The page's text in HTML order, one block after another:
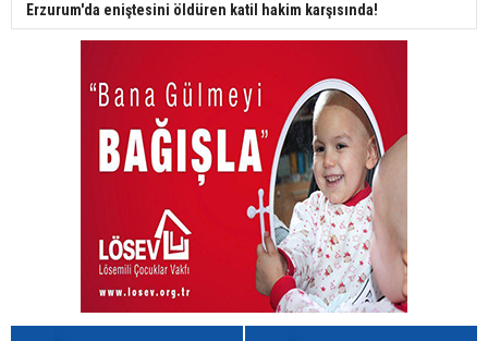
Erzurum'da eniştesini öldüren katil hakim karşısında!